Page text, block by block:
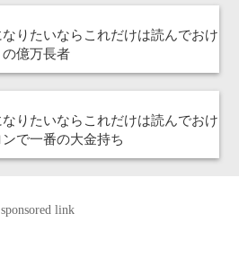
りたいならこれだけは読んでおけ
億万長者
りたいならこれだけは読んでおけ
で一番の大金持ち
sponsored link